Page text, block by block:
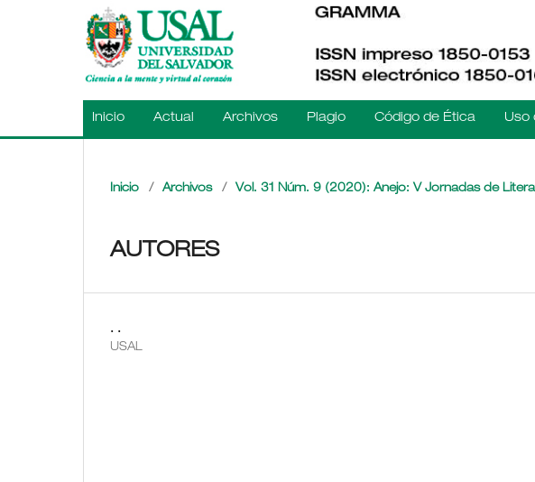
Inicio Actual Archivos Plagio Código de Ética Uso
Inicio / Archivos / Vol. 31 Núm. 9 (2020): Anejo: V Jornadas de
AUTORES
. .
USAL